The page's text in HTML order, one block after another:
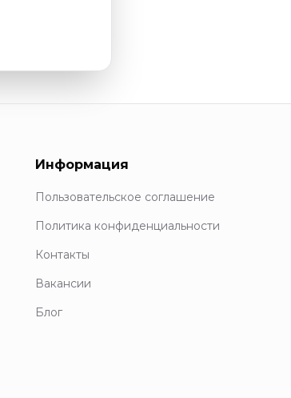
Информация
Пользовательское соглашение
Политика конфиденциальности
Контакты
Вакансии
Блог